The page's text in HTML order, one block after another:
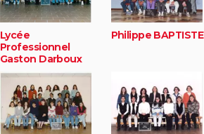
Lycée
Professionnel
Gaston Darboux
Philippe BAPTISTE